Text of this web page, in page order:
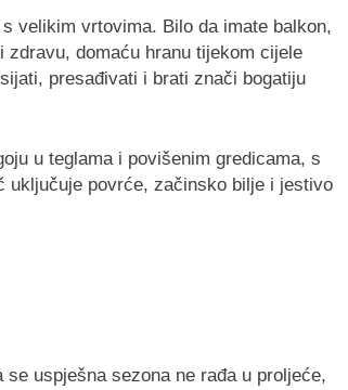
velikim vrtovima. Bilo da imate balkon,
domaću hranu tijekom cijele
presađivati i brati znači bogatiju
u teglama i povišenim gredicama, s
uključuje povrće, začinsko bilje i jestivo
uspješna sezona ne rađa u proljeće,